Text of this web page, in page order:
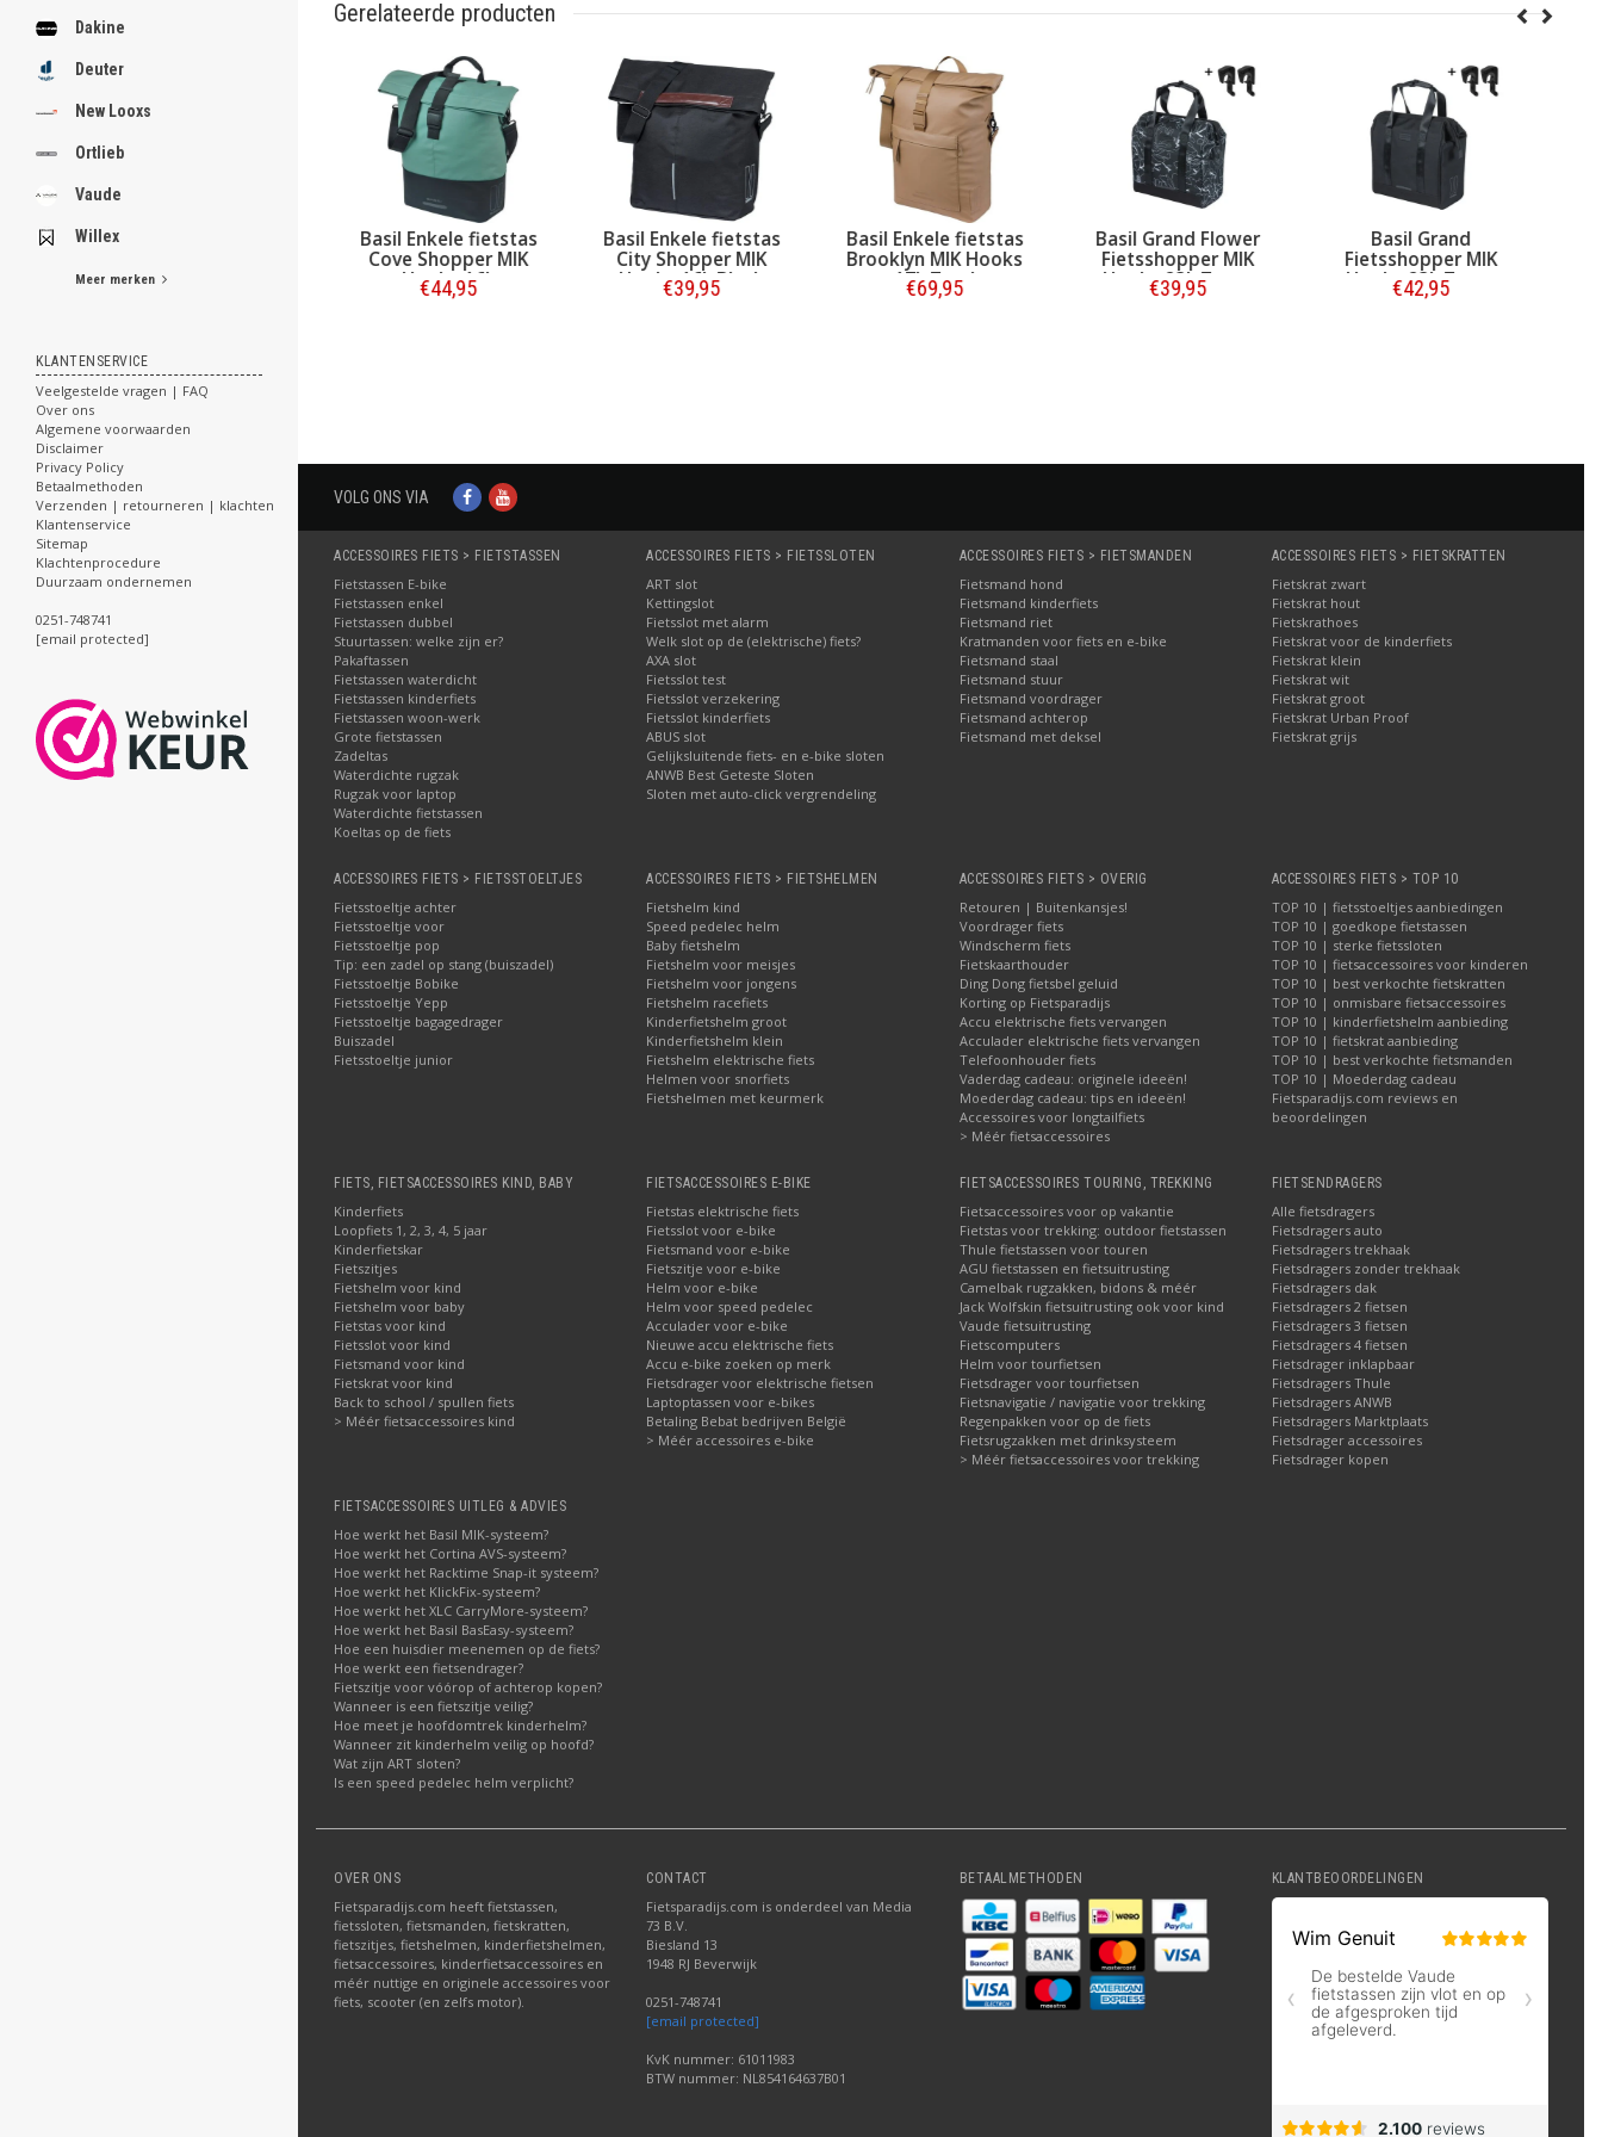
Dakine
Deuter
New Looxs
Ortlieb
Vaude
Willex
Meer merken
KLANTENSERVICE
Veelgestelde vragen | FAQ
Over ons
Algemene voorwaarden
Disclaimer
Privacy Policy
Betaalmethoden
Verzenden | retourneren | klachten
Klantenservice
Sitemap
Klachtenprocedure
Duurzaam ondernemen
0251-748741
[email protected]
Gerelateerde producten
Basil Enkele fietstas
Cove Shopper MIK
Hooks 16L
Zilvergroen/Zwart
€44,95
Basil Enkele fietstas
City Shopper MIK
Hooks 16L Black
€39,95
Basil Enkele fietstas
Brooklyn MIK Hooks
17L Zand
€69,95
Basil Grand Flower
Fietsshopper MIK
Hooks 23L Zwart
€39,95
Basil Grand
Fietsshopper MIK
Hooks 23L Zwart
€42,95
VOLG ONS VIA
ACCESSOIRES FIETS > FIETSTASSEN
Fietstassen E-bike
Fietstassen enkel
Fietstassen dubbel
Stuurtassen: welke zijn er?
Pakaftassen
Fietstassen waterdicht
Fietstassen kinderfiets
Fietstassen woon-werk
Grote fietstassen
Zadeltas
Waterdichte rugzak
Rugzak voor laptop
Waterdichte fietstassen
Koeltas op de fiets
ACCESSOIRES FIETS > FIETSSLOTEN
ART slot
Kettingslot
Fietsslot met alarm
Welk slot op de (elektrische) fiets?
AXA slot
Fietsslot test
Fietsslot verzekering
Fietsslot kinderfiets
ABUS slot
Gelijksluitende fiets- en e-bike sloten
ANWB Best Geteste Sloten
Sloten met auto-click vergrendeling
ACCESSOIRES FIETS > FIETSMANDEN
Fietsmand hond
Fietsmand kinderfiets
Fietsmand riet
Kratmanden voor fiets en e-bike
Fietsmand staal
Fietsmand stuur
Fietsmand voordrager
Fietsmand achterop
Fietsmand met deksel
ACCESSOIRES FIETS > FIETSKRATTEN
Fietskrat zwart
Fietskrat hout
Fietskrathoes
Fietskrat voor de kinderfiets
Fietskrat klein
Fietskrat wit
Fietskrat groot
Fietskrat Urban Proof
Fietskrat grijs
ACCESSOIRES FIETS > FIETSSTOELTJES
Fietsstoeltje achter
Fietsstoeltje voor
Fietsstoeltje pop
Tip: een zadel op stang (buiszadel)
Fietsstoeltje Bobike
Fietsstoeltje Yepp
Fietsstoeltje bagagedrager
Buiszadel
Fietsstoeltje junior
ACCESSOIRES FIETS > FIETSHELMEN
Fietshelm kind
Speed pedelec helm
Baby fietshelm
Fietshelm voor meisjes
Fietshelm voor jongens
Fietshelm racefiets
Kinderfietshelm groot
Kinderfietshelm klein
Fietshelm elektrische fiets
Helmen voor snorfiets
Fietshelmen met keurmerk
ACCESSOIRES FIETS > OVERIG
Retouren | Buitenkansjes!
Voordrager fiets
Windscherm fiets
Fietskaarthouder
Ding Dong fietsbel geluid
Korting op Fietsparadijs
Accu elektrische fiets vervangen
Acculader elektrische fiets vervangen
Telefoonhouder fiets
Vaderdag cadeau: originele ideeën!
Moederdag cadeau: tips en ideeën!
Accessoires voor longtailfiets
> Méér fietsaccessoires
ACCESSOIRES FIETS > TOP 10
TOP 10 | fietsstoeltjes aanbiedingen
TOP 10 | goedkope fietstassen
TOP 10 | sterke fietssloten
TOP 10 | fietsaccessoires voor kinderen
TOP 10 | best verkochte fietskratten
TOP 10 | onmisbare fietsaccessoires
TOP 10 | kinderfietshelm aanbieding
TOP 10 | fietskrat aanbieding
TOP 10 | best verkochte fietsmanden
TOP 10 | Moederdag cadeau
Fietsparadijs.com reviews en
beoordelingen
FIETS, FIETSACCESSOIRES KIND, BABY
Kinderfiets
Loopfiets 1, 2, 3, 4, 5 jaar
Kinderfietskar
Fietszitjes
Fietshelm voor kind
Fietshelm voor baby
Fietstas voor kind
Fietsslot voor kind
Fietsmand voor kind
Fietskrat voor kind
Back to school / spullen fiets
> Méér fietsaccessoires kind
FIETSACCESSOIRES E-BIKE
Fietstas elektrische fiets
Fietsslot voor e-bike
Fietsmand voor e-bike
Fietszitje voor e-bike
Helm voor e-bike
Helm voor speed pedelec
Acculader voor e-bike
Nieuwe accu elektrische fiets
Accu e-bike zoeken op merk
Fietsdrager voor elektrische fietsen
Laptoptassen voor e-bikes
Betaling Bebat bedrijven België
> Méér accessoires e-bike
FIETSACCESSOIRES TOURING, TREKKING
Fietsaccessoires voor op vakantie
Fietstas voor trekking: outdoor fietstassen
Thule fietstassen voor touren
AGU fietstassen en fietsuitrusting
Camelbak rugzakken, bidons & méér
Jack Wolfskin fietsuitrusting ook voor kind
Vaude fietsuitrusting
Fietscomputers
Helm voor tourfietsen
Fietsdrager voor tourfietsen
Fietsnavigatie / navigatie voor trekking
Regenpakken voor op de fiets
Fietsrugzakken met drinksysteem
> Méér fietsaccessoires voor trekking
FIETSENDRAGERS
Alle fietsdragers
Fietsdragers auto
Fietsdragers trekhaak
Fietsdragers zonder trekhaak
Fietsdragers dak
Fietsdragers 2 fietsen
Fietsdragers 3 fietsen
Fietsdragers 4 fietsen
Fietsdrager inklapbaar
Fietsdragers Thule
Fietsdragers ANWB
Fietsdragers Marktplaats
Fietsdrager accessoires
Fietsdrager kopen
FIETSACCESSOIRES UITLEG & ADVIES
Hoe werkt het Basil MIK-systeem?
Hoe werkt het Cortina AVS-systeem?
Hoe werkt het Racktime Snap-it systeem?
Hoe werkt het KlickFix-systeem?
Hoe werkt het XLC CarryMore-systeem?
Hoe werkt het Basil BasEasy-systeem?
Hoe een huisdier meenemen op de fiets?
Hoe werkt een fietsendrager?
Fietszitje voor vóórop of achterop kopen?
Wanneer is een fietszitje veilig?
Hoe meet je hoofdomtrek kinderhelm?
Wanneer zit kinderhelm veilig op hoofd?
Wat zijn ART sloten?
Is een speed pedelec helm verplicht?
OVER ONS
Fietsparadijs.com heeft fietstassen,
fietssloten, fietsmanden, fietskratten,
fietszitjes, fietshelmen, kinderfietshelmen,
fietsaccessoires, kinderfietsaccessoires en
méér nuttige en originele accessoires voor
fiets, scooter (en zelfs motor).
CONTACT
Fietsparadijs.com is onderdeel van Media
73 B.V.
Biesland 13
1948 RJ Beverwijk
0251-748741
[email protected]
KvK nummer: 61011983
BTW nummer: NL854164637B01
BETAALMETHODEN KLANTBEOORDELINGEN